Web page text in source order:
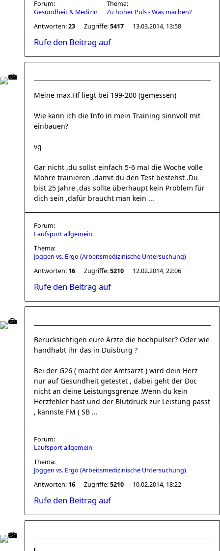
Forum:
Gesundheit & Medizin
Thema:
Zu hoher Puls - Was machen?
Antworten:23 Zugriffe:5417 13.03.2014, 13:58
Rufe den Beitrag auf
Meine max.Hf liegt bei 199-200 (gemessen)
Wie kann ich die Info in mein Training sinnvoll mit
einbauen?
vg
Gar nicht ,du sollst einfach 5-6 mal die Woche volle
Möhre trainieren ,damit du den Test bestehst .Du
bist 25 Jahre ,das sollte überhaupt kein Problem für
dich sein ,dafür braucht man kein ...
Forum:
Laufsport allgemein
Thema:
Joggen vs. Ergo (Arbeitsmedizinische Untersuchung)
Antworten: 16 Zugriffe:5210 12.02.2014, 22:06
Rufe den Beitrag auf
Berücksichtigen eure Ärzte die hochpulser? Oder wie
handhabt ihr das in Duisburg ?
Bei der G26 ( macht der Amtsarzt ) wird dein Herz
nur auf Gesundheit getestet , dabei geht der Doc
nicht an deine Leistungsgrenze .Wenn du kein
Herzfehler hast und der Blutdruck zur Leistung passt
, kannste FM ( SB ...
Forum:
Laufsport allgemein
Thema:
Joggen vs. Ergo (Arbeitsmedizinische Untersuchung)
Antworten: 16 Zugriffe:5210 10.02.2014, 18:22
Rufe den Beitrag auf